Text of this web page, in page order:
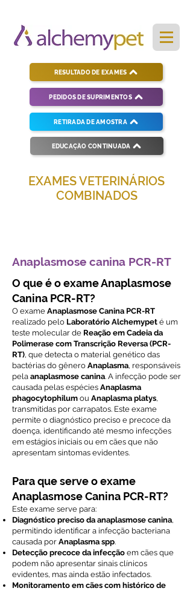
PEDIDOS DE SUPRIMENTOS
RESULTADO DE EXAMES
RETIRADA DE AMOSTRA
EDUCAÇÃO CONTINUADA
EXAMES VETERINÁRIOS
COMBINADOS
Anaplasmose canina PCR-RT
O que é o exame Anaplasmose
Canina PCR-RT?
O exame Anaplasmose Canina PCR-RT
realizado pelo Laboratório Alchemypet é um
teste molecular de Reação em Cadeia da
Polimerase com Transcrição Reversa (PCR-
RT), que detecta o material genético das
bactérias do gênero Anaplasma, responsáveis
pela anaplasmose canina. A infecção pode ser
causada pelas espécies Anaplasma
phagocytophilum ou Anaplasma platys,
transmitidas por carrapatos. Este exame
permite o diagnóstico preciso e precoce da
doença, identificando até mesmo infecções
em estágios iniciais ou em cães que não
apresentam sintomas evidentes.
Para que serve o exame
Anaplasmose Canina PCR-RT?
Este exame serve para:
Diagnóstico preciso da anaplasmose canina,
permitindo identificar a infecção bacteriana
causada por Anaplasma spp.
Detecção precoce da infecção em cães que
podem não apresentar sinais clínicos
evidentes, mas ainda estão infectados.
Monitoramento em cães com histórico de